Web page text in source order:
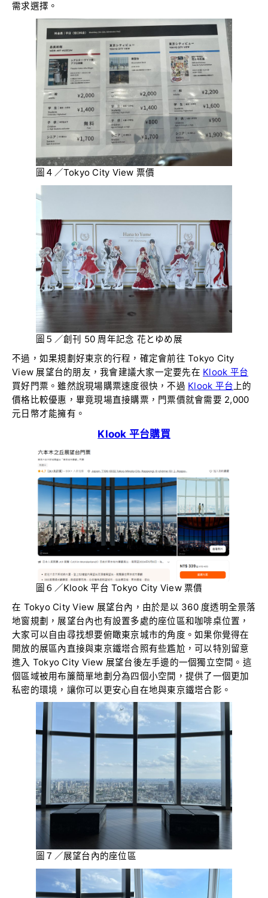
需求選擇。
圖４／Tokyo City View 票價
圖５／創刊 50 周年記念 花とゆめ展
不過，如果規劃好東京的行程，確定會前往 Tokyo City
View 展望台的朋友，我會建議大家一定要先在 Klook 平台
買好門票。雖然說現場購票速度很快，不過 Klook 平台 上的
價格比較優惠，畢竟現場直接購票，門票價就會需要 2,000
元日幣才能擁有。
Klook 平台購買
圖６／Klook 平台 Tokyo City View 票價
在 Tokyo City View 展望台內，由於是以 360 度透明全景落
地窗規劃，展望台內也有設置多處的座位區和咖啡桌位置，
大家可以自由尋找想要俯瞰東京城市的角度。如果你覺得在
開放的展區內直接與東京鐵塔合照有些尷尬，可以特別留意
進入 Tokyo City View 展望台後左手邊的一個獨立空間。這
個區域被用布簾簡單地劃分為四個小空間，提供了一個更加
私密的環境，讓你可以更安心自在地與東京鐵塔合影。
圖７／展望台內的座位區